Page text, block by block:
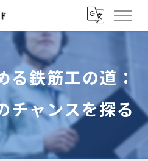
る鉄筋工の道：
チャンスを探る